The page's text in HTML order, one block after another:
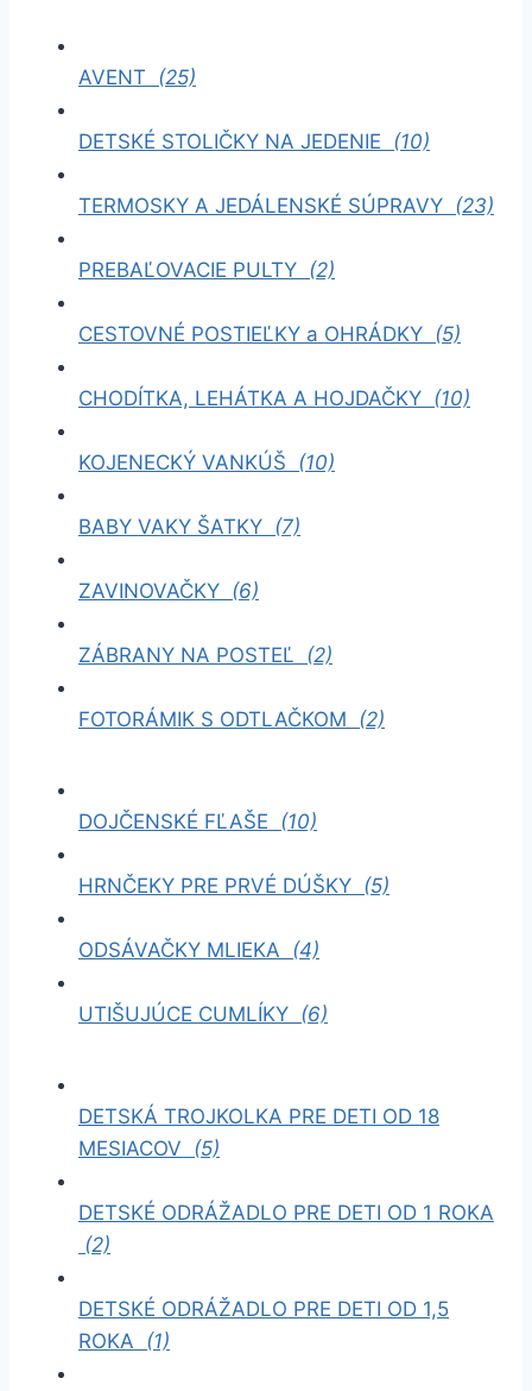
AVENT (25)
DETSKÉ STOLIČKY NA JEDENIE (10)
TERMOSKY A JEDÁLENSKÉ SÚPRAVY (23)
PREBAĽOVACIE PULTY (2)
CESTOVNÉ POSTIEĽKY a OHRÁDKY (5)
CHODÍTKA, LEHÁTKA A HOJDAČKY (10)
KOJENECKÝ VANKÚŠ (10)
BABY VAKY ŠATKY (7)
ZAVINOVAČKY (6)
ZÁBRANY NA POSTEĽ (2)
FOTORÁMIK S ODTLAČKOM (2)
DOJČENSKÉ FĽAŠE (10)
HRNČEKY PRE PRVÉ DÚŠKY (5)
ODSÁVAČKY MLIEKA (4)
UTIŠUJÚCE CUMLÍKY (6)
DETSKÁ TROJKOLKA PRE DETI OD 18
MESIACOV (5)
DETSKÉ ODRÁŽADLO PRE DETI OD 1 ROKA
(2)
DETSKÉ ODRÁŽADLO PRE DETI OD 1,5
ROKA (1)